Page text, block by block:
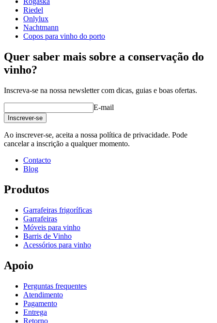
gravação
Riedel
Onlylux
Nachtmann
Copos para vinho do porto
Quer saber mais sobre a conservação do
vinho?
Inscreva-se na nossa newsletter com dicas, guias e boas ofertas.
E-mail
Inscrever-se
Ao inscrever-se, aceita a nossa política de privacidade. Pode
cancelar a inscrição a qualquer momento.
Contacto
Blog
Produtos
Garrafeiras frigoríficas
Garrafeiras
Móveis para vinho
Barris de Vinho
Acessórios para vinho
Apoio
Perguntas frequentes
Atendimento
Pagamento
Entrega
Retorno